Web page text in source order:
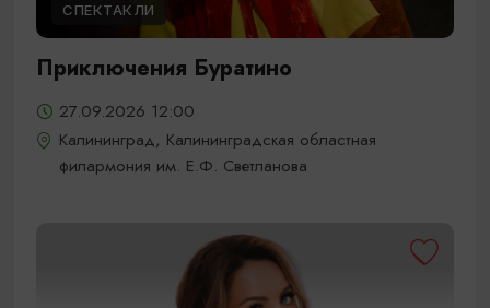
СПЕКТАКЛИ
Приключения Буратино
27.09.2026 12:00
Калининград, Калининградская областная
филармония им. Е.Ф. Светланова